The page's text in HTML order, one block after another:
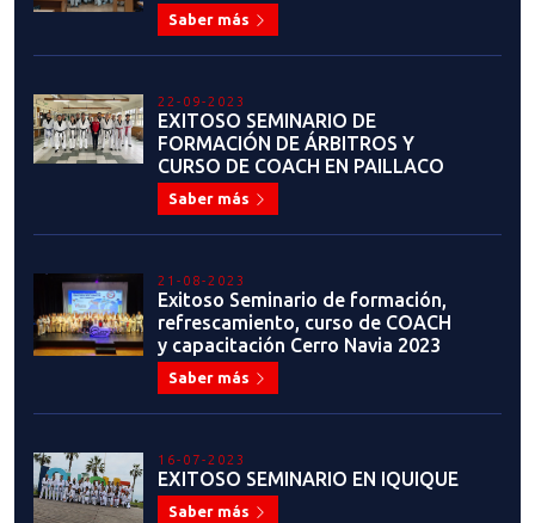
Saber más
22-09-2023
EXITOSO SEMINARIO DE
FORMACIÓN DE ÁRBITROS Y
CURSO DE COACH EN PAILLACO
Saber más
21-08-2023
Exitoso Seminario de formación,
refrescamiento, curso de COACH
y capacitación Cerro Navia 2023
Saber más
16-07-2023
EXITOSO SEMINARIO EN IQUIQUE
Saber más